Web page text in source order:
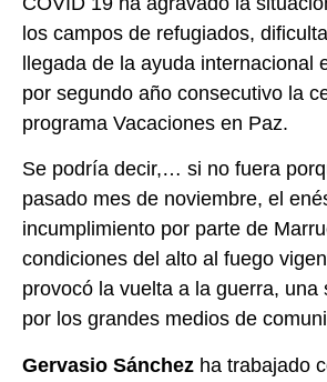
los campos de refugiados,
llegada de la ayuda internacional
por segundo año consecutivo la
programa Vacaciones en Paz.
Se podría decir,… si no fuera
pasado mes de noviembre, el
incumplimiento por parte de
condiciones del alto al fuego
provocó la vuelta a la guerra, una
por los grandes medios de
Gervasio Sánchez ha trabajado